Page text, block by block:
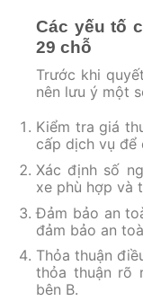
Các yếu tố
29 chỗ
Trước khi
nên lưu ý một
Kiểm tra giá
cấp dịch vụ để
Xác định số
xe phù hợp và
Đảm bảo an
đảm bảo an
Thỏa thuận
thỏa thuận rõ
bên B.